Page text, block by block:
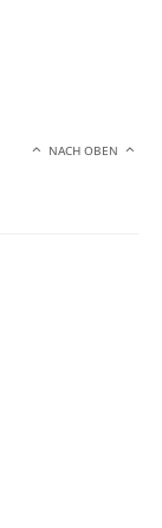
NACH OBEN